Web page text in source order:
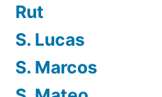
Rut
S. Lucas
S. Marcos